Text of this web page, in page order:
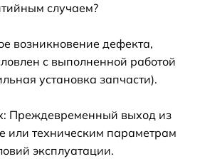
случаем?
возникновение дефекта,
с выполненной работой
установка запчасти).
Преждевременный выход из
или техническим параметрам
эксплуатации.